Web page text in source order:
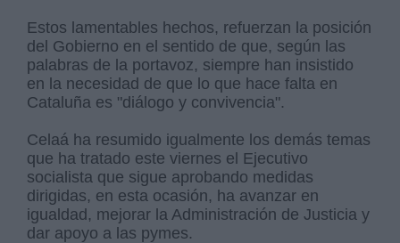
Estos lamentables hechos, refuerzan la posición
del Gobierno en el sentido de que, según las
palabras de la portavoz, siempre han insistido
en la necesidad de que lo que hace falta en
Cataluña es "diálogo y convivencia".
Celaá ha resumido igualmente los demás temas
que ha tratado este viernes el Ejecutivo
socialista que sigue aprobando medidas
dirigidas, en esta ocasión, ha avanzar en
igualdad, mejorar la Administración de Justicia y
dar apoyo a las pymes.